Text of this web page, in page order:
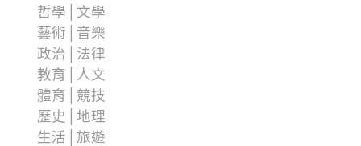
哲學│文學
藝術│音樂
政治│法律
教育│人文
體育│競技
歷史│地理
生活│旅遊